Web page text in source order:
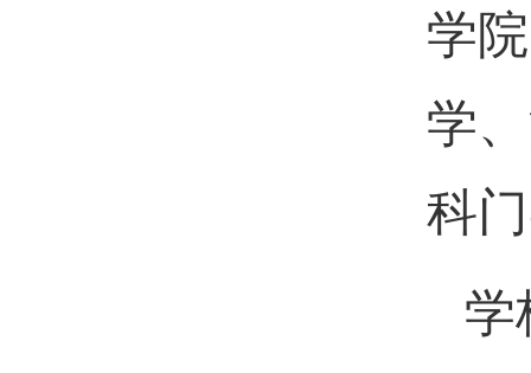
学
学
科
学